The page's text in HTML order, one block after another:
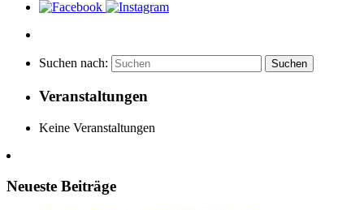
Suchen nach: Suchen
Veranstaltungen
Keine Veranstaltungen
Neueste Beiträge